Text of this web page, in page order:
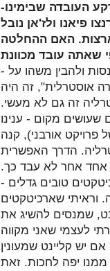
-הפרקטיקה שאתה מנהל נראית מאוד מקורית על רקע העובדה שבימינו
פיאנו ולז'אן נובל
האם ההחלטה
- כשהחלטתי לפתוח משרד משלי עשיתי זאת בכוונה לנסות ולהבין משהו על
אוסטרלית", זה היה
זה גם לא מעשי.
שעושים מקום - ענינו
פרויקט אורבני), קנה
הדרך האפשרית
אחד אחר לא עבד כך.
טובים גדלים -
עובדים, ל20, ל50 וכן הלאה. וראיתי שארכיטקטים
שמנסים להשיג את
לעצמי שאני מקווה
יש קליינט שמעונין
יפה לחכות. זאת